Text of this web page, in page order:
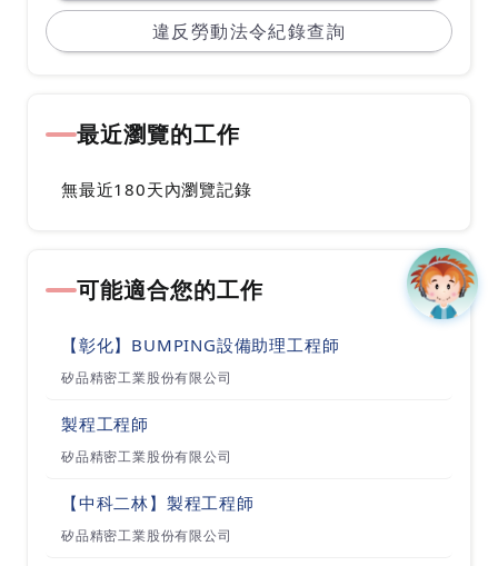
違反勞動法令紀錄查詢
最近瀏覽的工作
無最近180天內瀏覽記錄
可能適合您的工作
【彰化】BUMPING設備助理工程師
矽品精密工業股份有限公司
製程工程師
矽品精密工業股份有限公司
【中科二林】製程工程師
矽品精密工業股份有限公司